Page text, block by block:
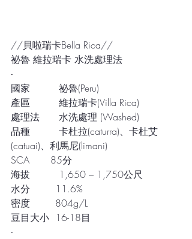
//貝啦瑞卡Bella Rica//
祕魯 維拉瑞卡 水洗處理法
-
國家　　　祕魯(Peru)
產區　　　維拉瑞卡(Villa Rica)
處理法　　水洗處理 (Washed)
品種　　　卡杜拉(caturra)、卡杜艾
(catuai)、利馬尼(limani)
SCA       85分
海拔　　　1,650 – 1,750公尺
水分　　  11.6%
密度　　  804g/L
豆目大小  16-18目
-